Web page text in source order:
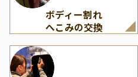
ボディー割れ
へこみの交換